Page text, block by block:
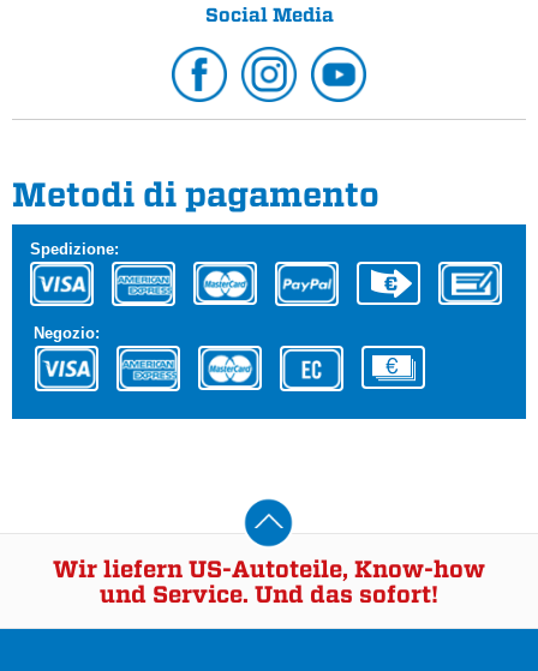
Social Media
Metodi di pagamento
Spedizione:
Negozio:
Wir liefern US-Autoteile, Know-how
und Service. Und das sofort!